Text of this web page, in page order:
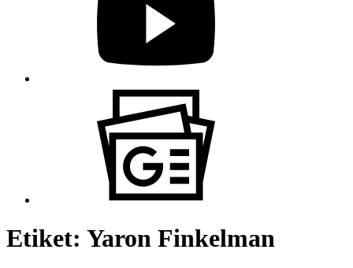
Etiket: Yaron Finkelman